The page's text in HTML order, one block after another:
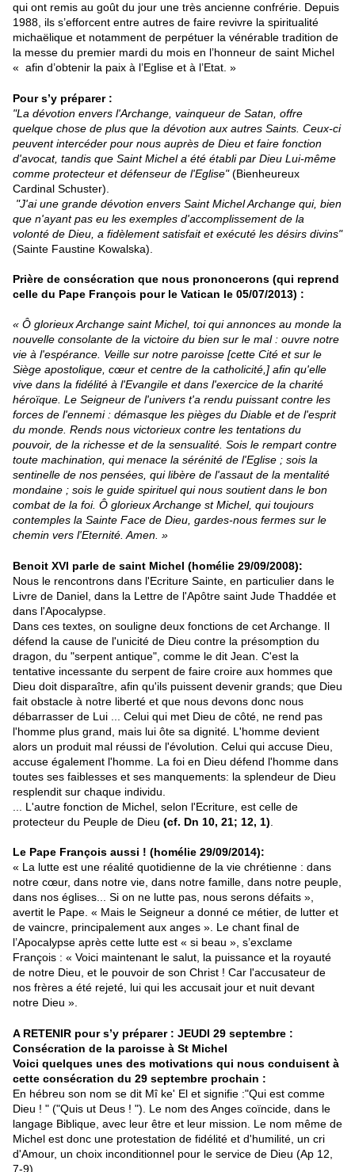
qui ont remis au goût du jour une très ancienne confrérie. Depuis
1988, ils s’efforcent entre autres de faire revivre la spiritualité
michaëlique et notamment de perpétuer la vénérable tradition de
la messe du premier mardi du mois en l’honneur de saint Michel
« afin d’obtenir la paix à l’Eglise et à l’Etat. »
Pour s’y préparer :
"La dévotion envers l'Archange, vainqueur de Satan, offre
quelque chose de plus que la dévotion aux autres Saints. Ceux-ci
peuvent intercéder pour nous auprès de Dieu et faire fonction
d'avocat, tandis que Saint Michel a été établi par Dieu Lui-même
comme protecteur et défenseur de l'Eglise"(Bienheureux
Cardinal Schuster).
"J'ai une grande dévotion envers Saint Michel Archange qui, bien
que n'ayant pas eu les exemples d'accomplissement de la
volonté de Dieu, a fidèlement satisfait et exécuté les désirs divins"
(Sainte Faustine Kowalska).
Prière de consécration que nous prononcerons (qui reprend
celle du Pape François pour le Vatican le 05/07/2013) :
« Ô glorieux Archange saint Michel, toi qui annonces au monde la
nouvelle consolante de la victoire du bien sur le mal : ouvre notre
vie à l'espérance. Veille sur notre paroisse [cette Cité et sur le
Siège apostolique, cœur et centre de la catholicité,] afin qu'elle
vive dans la fidélité à l'Evangile et dans l'exercice de la charité
héroïque. Le Seigneur de l'univers t'a rendu puissant contre les
forces de l'ennemi : démasque les pièges du Diable et de l'esprit
du monde. Rends nous victorieux contre les tentations du
pouvoir, de la richesse et de la sensualité. Sois le rempart contre
toute machination, qui menace la sérénité de l'Eglise ; sois la
sentinelle de nos pensées, qui libère de l'assaut de la mentalité
mondaine ; sois le guide spirituel qui nous soutient dans le bon
combat de la foi. Ô glorieux Archange st Michel, qui toujours
contemples la Sainte Face de Dieu, gardes-nous fermes sur le
chemin vers l'Eternité. Amen. »
Benoit XVI parle de saint Michel (homélie 29/09/2008):
Nous le rencontrons dans l'Ecriture Sainte, en particulier dans le
Livre de Daniel, dans la Lettre de l'Apôtre saint Jude Thaddée et
dans l'Apocalypse.
Dans ces textes, on souligne deux fonctions de cet Archange. Il
défend la cause de l'unicité de Dieu contre la présomption du
dragon, du "serpent antique", comme le dit Jean. C'est la
tentative incessante du serpent de faire croire aux hommes que
Dieu doit disparaître, afin qu'ils puissent devenir grands; que Dieu
fait obstacle à notre liberté et que nous devons donc nous
débarrasser de Lui ... Celui qui met Dieu de côté, ne rend pas
l'homme plus grand, mais lui ôte sa dignité. L'homme devient
alors un produit mal réussi de l'évolution. Celui qui accuse Dieu,
accuse également l'homme. La foi en Dieu défend l'homme dans
toutes ses faiblesses et ses manquements: la splendeur de Dieu
resplendit sur chaque individu.
... L'autre fonction de Michel, selon l'Ecriture, est celle de
protecteur du Peuple de Dieu (cf. Dn 10, 21; 12, 1)
Le Pape François aussi ! (homélie 29/09/2014):
« La lutte est une réalité quotidienne de la vie chrétienne : dans
notre cœur, dans notre vie, dans notre famille, dans notre peuple,
dans nos églises... Si on ne lutte pas, nous serons défaits »,
avertit le Pape. « Mais le Seigneur a donné ce métier, de lutter et
de vaincre, principalement aux anges ». Le chant final de
l’Apocalypse après cette lutte est « si beau », s’exclame
François : « Voici maintenant le salut, la puissance et la royauté
de notre Dieu, et le pouvoir de son Christ ! Car l'accusateur de
nos frères a été rejeté, lui qui les accusait jour et nuit devant
notre Dieu ».
A RETENIR pour s’y préparer : JEUDI 29 septembre :
Consécration de la paroisse à St Michel
Voici quelques unes des motivations qui nous conduisent à
cette consécration du 29 septembre prochain :
En hébreu son nom se dit Mî ke' El et signifie :"Qui est comme
Dieu ! " ("Quis ut Deus ! "). Le nom des Anges coïncide, dans le
langage Biblique, avec leur être et leur mission. Le nom même de
Michel est donc une protestation de fidélité et d'humilité, un cri
d'Amour, un choix inconditionnel pour le service de Dieu (Ap 12,
7-9).